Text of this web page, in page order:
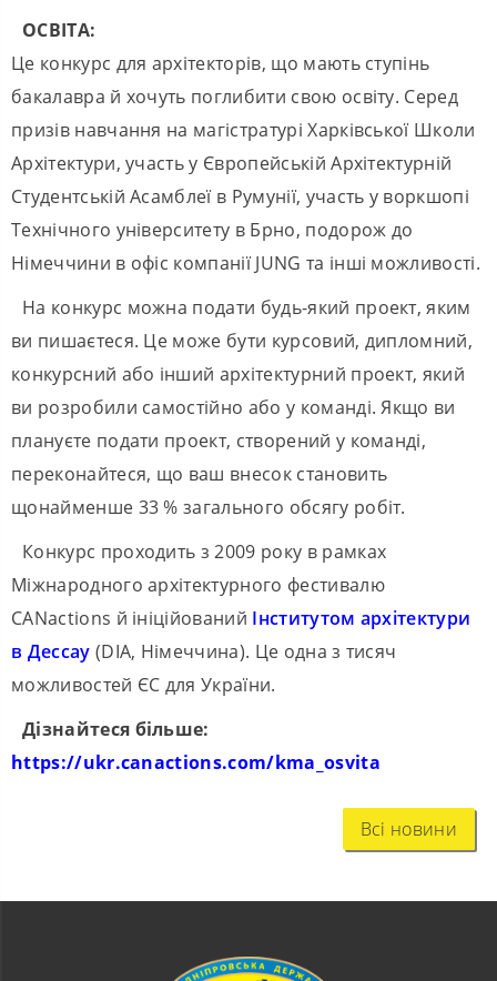
ОСВІТА:
Це конкурс для архітекторів, що мають ступінь
бакалавра й хочуть поглибити свою освіту. Серед
призів навчання на магістратурі Харківської Школи
Архітектури, участь у Європейській Архітектурній
Студентській Асамблеї в Румунії, участь у воркшопі
Технічного університету в Брно, подорож до
Німеччини в офіс компанії JUNG та інші можливості.
На конкурс можна подати будь-який проект, яким
ви пишаєтеся. Це може бути курсовий, дипломний,
конкурсний або інший архітектурний проект, який
ви розробили самостійно або у команді. Якщо ви
плануєте подати проект, створений у команді,
переконайтеся, що ваш внесок становить
щонайменше 33 % загального обсягу робіт.
Конкурс проходить з 2009 року в рамках
Міжнародного архітектурного фестивалю
CANactions й ініційований Інститутом архітектури
в Дессау (DIA, Німеччина). Це одна з тисяч
можливостей ЄС для України.
Дізнайтеся більше:
https://ukr.canactions.com/kma_osvita
Всі новини